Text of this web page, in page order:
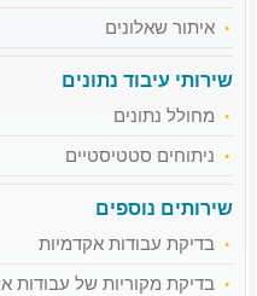
איתור שאלונים
שירותי עיבוד נתונים
מחולל נתונים
ניתוחים סטטיסטיים
שירותים נוספים
בדיקת עבודות אקדמיות
בדיקת מקוריות של עבודות